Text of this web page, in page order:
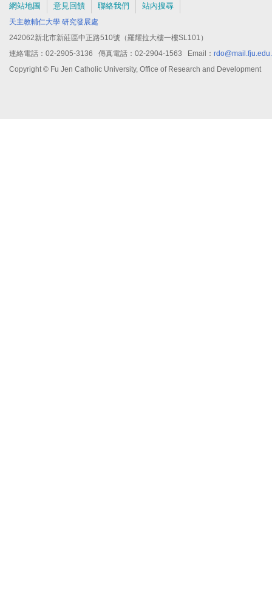
網站地圖 意見回饋 聯絡我們 站內搜尋
天主教輔仁大學 研究發展處
242062新北市新莊區中正路510號（羅耀拉大樓一樓SL101）
連絡電話：02-2905-3136 傳真電話：02-2904-1563 Email：
Copyright © Fu Jen Catholic University, Office of Research and Development